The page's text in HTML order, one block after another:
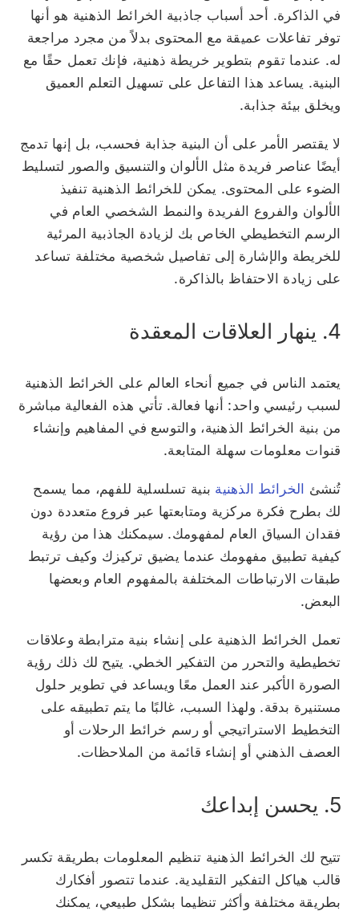
في الذاكرة. أحد أسباب جاذبية الخرائط الذهنية هو أنها
توفر تفاعلات عميقة مع المحتوى بدلاً من مجرد مراجعة
له. عندما تقوم بتطوير خريطة ذهنية، فإنك تعمل حقًا مع
البنية. يساعد هذا التفاعل على تسهيل التعلم العميق
ويخلق بيئة جذابة.
لا يقتصر الأمر على أن البنية جذابة فحسب، بل إنها تدمج
أيضًا عناصر فريدة مثل الألوان والتنسيق والصور لتسليط
الضوء على المحتوى. يمكن للخرائط الذهنية تنفيذ
الألوان والفروع الفريدة والنمط الشخصي العام في
الرسم التخطيطي الخاص بك لزيادة الجاذبية المرئية
للخريطة والإشارة إلى تفاصيل شخصية مختلفة تساعد
على زيادة الاحتفاظ بالذاكرة.
4. ينهار العلاقات المعقدة
يعتمد الناس في جميع أنحاء العالم على الخرائط الذهنية
لسبب رئيسي واحد: أنها فعالة. تأتي هذه الفعالية مباشرة
من بنية الخرائط الذهنية، والتوسع في المفاهيم وإنشاء
قنوات معلومات سهلة المتابعة.
تُنشئ الخرائط الذهنية بنية تسلسلية للفهم، مما يسمح
لك بطرح فكرة مركزية ومتابعتها عبر فروع متعددة دون
فقدان السياق العام لمفهومك. سيمكنك هذا من رؤية
كيفية تطبيق مفهومك عندما يضيق تركيزك وكيف ترتبط
طبقات الارتباطات المختلفة بالمفهوم العام وبعضها
البعض.
تعمل الخرائط الذهنية على إنشاء بنية مترابطة وعلاقات
تخطيطية والتحرر من التفكير الخطي. يتيح لك ذلك رؤية
الصورة الأكبر عند العمل معًا ويساعد في تطوير حلول
مستنيرة بدقة. ولهذا السبب، غالبًا ما يتم تطبيقه على
التخطيط الاستراتيجي أو رسم خرائط الرحلات أو
العصف الذهني أو إنشاء قائمة من الملاحظات.
5. يحسن إبداعك
تتيح لك الخرائط الذهنية تنظيم المعلومات بطريقة تكسر
قالب هياكل التفكير التقليدية. عندما تتصور أفكارك
بطريقة مختلفة وأكثر تنظيما بشكل طبيعي، يمكنك